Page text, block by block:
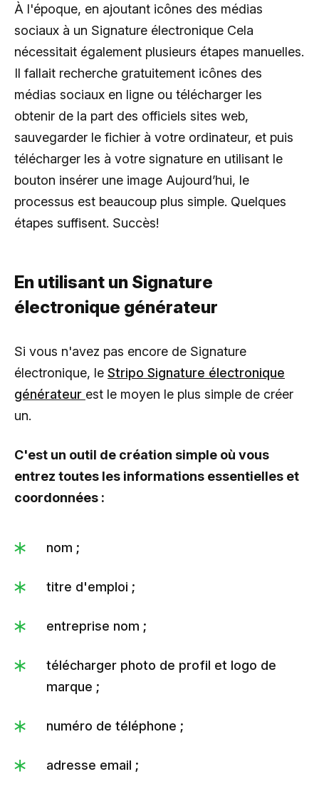
À l'époque, en ajoutant icônes des médias
sociaux à un Signature électronique Cela
nécessitait également plusieurs étapes manuelles.
Il fallait recherche gratuitement icônes des
médias sociaux en ligne ou télécharger les
obtenir de la part des officiels sites web,
sauvegarder le fichier à votre ordinateur, et puis
télécharger les à votre signature en utilisant le
bouton insérer une image Aujourd’hui, le
processus est beaucoup plus simple. Quelques
étapes suffisent. Succès!
En utilisant un Signature
électronique générateur
Si vous n'avez pas encore de Signature
électronique, le Stripo Signature électronique
générateur est le moyen le plus simple de créer
un.
C'est un outil de création simple où vous
entrez toutes les informations essentielles et
coordonnées :
nom ;
titre d'emploi ;
entreprise nom ;
télécharger photo de profil et logo de
marque ;
numéro de téléphone ;
adresse email ;